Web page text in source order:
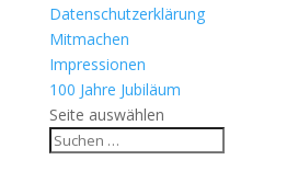
Datenschutzerklärung
Mitmachen
Impressionen
100 Jahre Jubiläum
Seite auswählen